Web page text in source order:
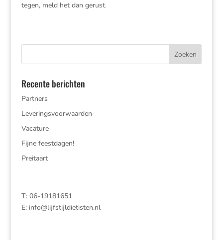
tegen, meld het dan gerust.
Recente berichten
Partners
Leveringsvoorwaarden
Vacature
Fijne feestdagen!
Preitaart
T: 06-19181651
E: info@lijfstijldietisten.nl